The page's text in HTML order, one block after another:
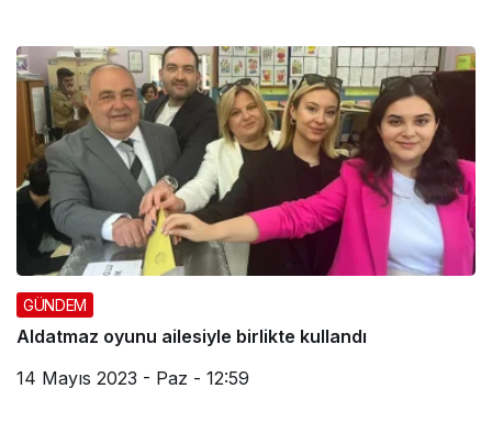
GÜNDEM
Aldatmaz oyunu ailesiyle birlikte kullandı
14 Mayıs 2023 - Paz - 12:59